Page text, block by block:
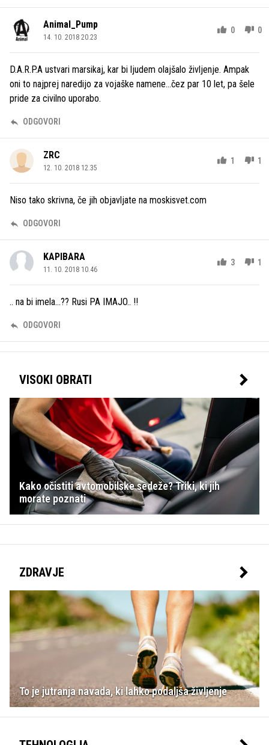
Animal_Pump
14. 10. 2018 20.23
0 0
D.A.R.P.A ustvari marsikaj, kar bi ljudem olajšalo življenje. Ampak
oni to najprej naredijo za vojaške namene...čez par 10 let, pa šele
pride za civilno uporabo.
ODGOVORI
ZRC
12. 10. 2018 12.35
1 1
Niso tako skrivna, če jih objavljate na moskisvet.com
ODGOVORI
KAPIBARA
11. 10. 2018 10.46
3 1
.. na bi imela...?? Rusi PA IMAJO.. !!
ODGOVORI
VISOKI OBRATI
Kako očistiti avtomobilske sedeže? Triki, ki jih
morate poznati
ZDRAVJE
To je jutranja navada, ki lahko podaljša življenje